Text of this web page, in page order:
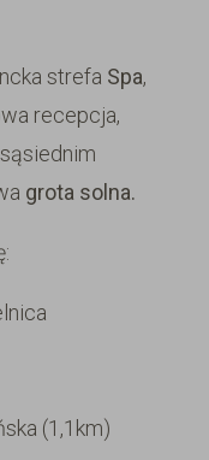
strefa Spa,
recepcja,
grota solna.
(1,1km)